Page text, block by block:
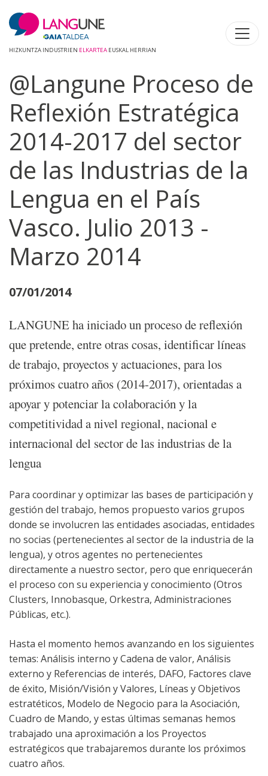
HIZKUNTZA INDUSTRIEN ELKARTEA EUSKAL HERRIAN
@Langune Proceso de
Reflexión Estratégica
2014-2017 del sector
de las Industrias de la
Lengua en el País
Vasco. Julio 2013 -
Marzo 2014
07/01/2014
LANGUNE ha iniciado un proceso de reflexión
que pretende, entre otras cosas, identificar líneas
de trabajo, proyectos y actuaciones, para los
próximos cuatro años (2014-2017), orientadas a
apoyar y potenciar la colaboración y la
competitividad a nivel regional, nacional e
internacional del sector de las industrias de la
lengua
Para coordinar y optimizar las bases de participación y
gestión del trabajo, hemos propuesto varios grupos
donde se involucren las entidades asociadas, entidades
no socias (pertenecientes al sector de la industria de la
lengua), y otros agentes no pertenecientes
directamente a nuestro sector, pero que enriquecerán
el proceso con su experiencia y conocimiento (Otros
Clusters, Innobasque, Orkestra, Administraciones
Públicas, etc.).
Hasta el momento hemos avanzando en los siguientes
temas: Análisis interno y Cadena de valor, Análisis
externo y Referencias de interés, DAFO, Factores clave
de éxito, Misión/Visión y Valores, Líneas y Objetivos
estratéticos, Modelo de Negocio para la Asociación,
Cuadro de Mando, y estas últimas semanas hemos
trabajado una aproximación a los Proyectos
estratégicos que trabajaremos durante los próximos
cuatro años.